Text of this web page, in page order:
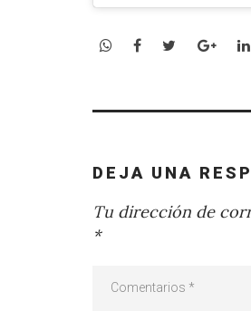
WhatsApp
Facebook
Twitter
DEJA UNA
Tu dirección de
*